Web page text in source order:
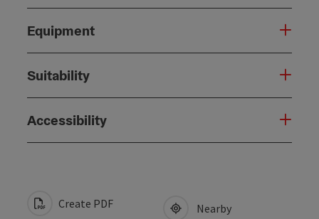
Equipment
Suitability
Accessibility
Create PDF Nearby